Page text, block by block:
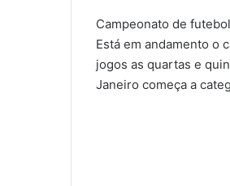
Campeonato de
Está em andamento o
jogos as quartas e
Janeiro começa a